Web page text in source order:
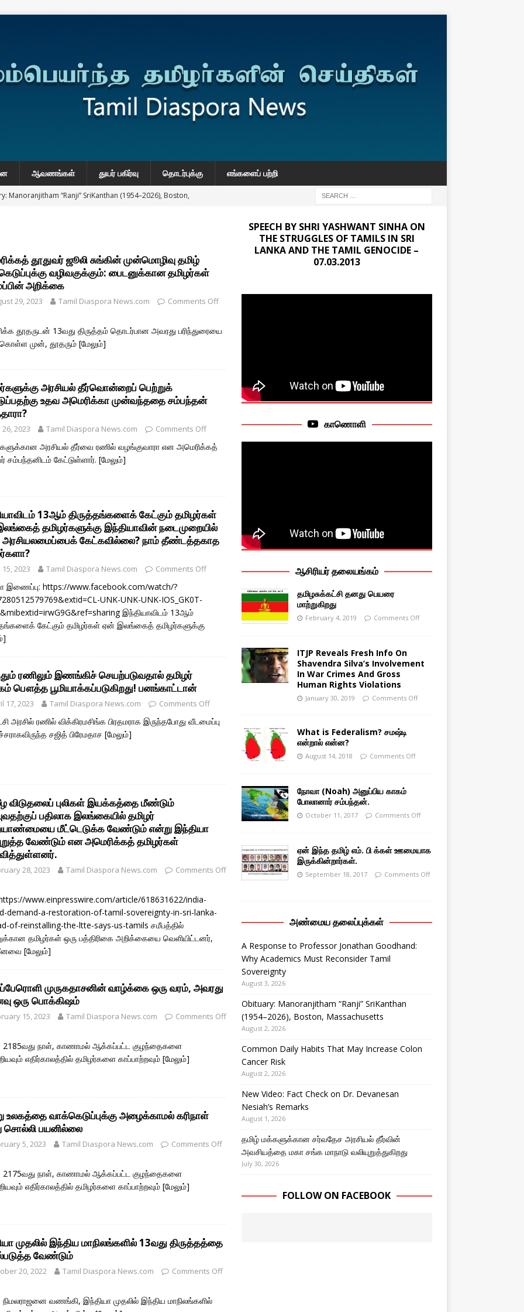
ஆவணங்கள் துயர் பகிர்வு தொடர்புக்கு எங்களைப் பற்றி
Manoranjitham “Ranji” SriKanthan (1954–2026), Boston,
Fact Check on Dr. Devanesan Nesiah’s Remarks
தூதுவர் ஜூலி சுங்கின் முன்மொழிவு தமிழ்
வழிவகுக்கும்: பைடனுக்கான தமிழர்கள்
அறிக்கை
29, 2023 Tamil Diaspora News.com Comments Off
தூதருடன் 13வது திருத்தம் தொடர்பான அவரது பரிந்துரையை
முன், தூதரும் [மேலும்]
அரசியல் தீர்வொன்றைப் பெற்றுக்
உதவ அமெரிக்கா முன்வந்ததை சம்பந்தன்
26, 2023 Tamil Diaspora News.com Comments Off
அரசியல் தீர்வை ரணில் வழங்குவாரா என அமெரிக்கத்
சம்பந்தனிடம் கேட்டுள்ளார். [மேலும்]
13ஆம் திருத்தங்களைக் கேட்கும் தமிழர்கள்
தமிழர்களுக்கு இந்தியாவின் நடைமுறையில்
கேட்கவில்லை? நாம் தீண்டத்தகாத
15, 2023 Tamil Diaspora News.com Comments Off
இணைப்பு: https://www.facebook.com/watch/?
UNK-UNK-UNK-IOS_GK0T-
இந்தியாவிடம் 13ஆம்
கேட்கும் தமிழர்கள் ஏன் இலங்கைத் தமிழர்களுக்கு
ரணிலும் இணங்கிச் செயற்படுவதால் தமிழர்
பௌத்த பூமியாக்கப்படுகிறது! பனங்காட்டான்
17, 2023 Tamil Diaspora News.com Comments Off
அரசில் ரணில் விக்கிரமசிங்க பிரதமராக இருந்தபோது வீடமைப்பு
சஜித் பிரேமதாச [மேலும்]
விடுதலைப் புலிகள் இயக்கத்தை மீண்டும்
பதிலாக இலங்கையில் தமிழர்
மீட்டெடுக்க வேண்டும் என்று இந்தியா
வேண்டும் என அமெரிக்கத் தமிழர்கள்
28, 2023 Tamil Diaspora News.com Comments Off
www.einpresswire.com/article/618631622/india-
demand-a-restoration-of-tamil-sovereignty-in-sri-lanka-
of-reinstalling-the-ltte-says-us-tamils சமீபத்தில்
தமிழர்கள் ஒரு பத்திரிகை அறிக்கையை வெளியிட்டனர்,
[மேலும்]
முருகதாசனின் வாழ்க்கை ஒரு வரம், அவரது
ஒரு பொக்கிஷம்
15, 2023 Tamil Diaspora News.com Comments Off
2185வது நாள், காணாமல் ஆக்கப்பட்ட குழந்தைகளை
எதிர்காலத்தில் தமிழர்களை காப்பாற்றவும் [மேலும்]
உலகத்தை வாக்கெடுப்புக்கு அழைக்காமல் கரிநாள்
சொல்லி பயனில்லை
5, 2023 Tamil Diaspora News.com Comments Off
2175வது நாள், காணாமல் ஆக்கப்பட்ட குழந்தைகளை
எதிர்காலத்தில் தமிழர்களை காப்பாற்றவும் [மேலும்]
முதலில் இந்திய மாநிலங்களில் 13வது திருத்தத்தை
வேண்டும்
20, 2022 Tamil Diaspora News.com Comments Off
வணங்கி, இந்தியா முதலில் இந்திய மாநிலங்களில்
SPEECH BY SHRI YASHWANT SINHA ON
THE STRUGGLES OF TAMILS IN SRI
LANKA AND THE TAMIL GENOCIDE –
07.03.2013
காணொளி
ஆசிரியர் தலையங்கம்
தமிழசுக்கட்சி தனது பெயரை
மாற்றுகிறது
February 4, 2019 Comments Off
ITJP Reveals Fresh Info On
Shavendra Silva’s Involvement
In War Crimes And Gross
Human Rights Violations
January 30, 2019 Comments Off
What is Federalism? சமஷ்டி
என்றால் என்ன?
August 14, 2018 Comments Off
நோவா (Noah) அனுப்பிய காகம்
போலானார் சம்பந்தன்.
October 11, 2017 Comments Off
ஏன் இந்த தமிழ் எம். பி க்கள் ஊமையாக
இருக்கின்றார்கள்.
September 18, 2017 Comments Off
அண்மைய தலைப்புக்கள்
A Response to Professor Jonathan Goodhand:
Why Academics Must Reconsider Tamil
Sovereignty
August 3, 2026
Obituary: Manoranjitham “Ranji” SriKanthan
(1954–2026), Boston, Massachusetts
August 2, 2026
Common Daily Habits That May Increase Colon
Cancer Risk
August 2, 2026
New Video: Fact Check on Dr. Devanesan
Nesiah’s Remarks
August 1, 2026
தமிழ் மக்களுக்கான சர்வதேச அரசியல் தீர்வின்
அவசியத்தை மகா சங்க மாநாடு வலியுறுத்துகிறது
July 30, 2026
FOLLOW ON FACEBOOK